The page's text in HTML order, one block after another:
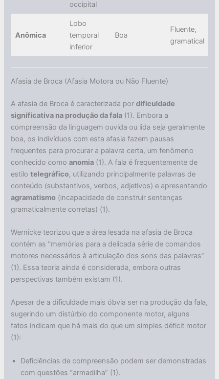
occipital
Anômica
Lobo
temporal
inferior
Boa
Fluente,
gramatical
Afasia de Broca (Afasia Motora ou Não Fluente)
A afasia de Broca é caracterizada pordificuldade
significativa na produção da fala (1). Embora a
compreensão da linguagem ouvida ou lida seja geralmente
boa, os indivíduos com esta afasia fazem pausas
frequentes para procurar a palavra certa, um fenômeno
conhecido comoanomia (1). A fala é frequentemente de
estilotelegráfico, utilizando principalmente palavras de
conteúdo (substantivos, verbos, adjetivos) e apresentando
agramatismo (incapacidade de construir sentenças
gramaticalmente corretas) (1).
Wernicke teorizou que a área lesada na afasia de Broca
contém as “memórias para a delicada série de comandos
motores necessários à articulação dos sons das palavras”
(1). Essa teoria ainda é considerada, embora outras
perspectivas também existam (1).
Apesar de a dificuldade mais óbvia ser na produção da fala,
sugerindo um distúrbio do componente motor, alguns
fatos indicam que há mais do que um simples déficit motor
(1):
Deficiências de compreensão podem ser demonstradas
com questões “armadilha” (1).